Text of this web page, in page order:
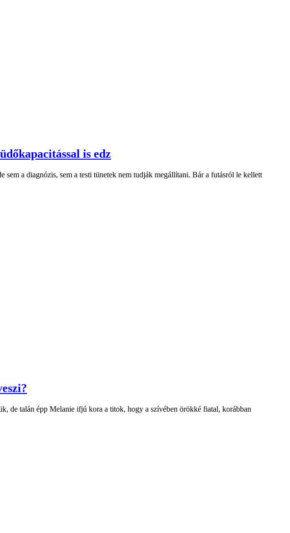
is edz
a diagnózis, sem a testi tünetek nem tudják megállítani. Bár a futásról le kellett
de talán épp Melanie ifjú kora a titok, hogy a szívében örökké fiatal, korábban